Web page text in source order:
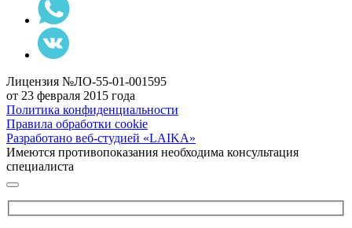
Лицензия №ЛО-55-01-001595
от 23 февраля 2015 года
Политика конфиденциальности
Правила обработки cookie
Разработано веб-студией «LAIKA»
Имеются противопоказания необходима консультация
специалиста